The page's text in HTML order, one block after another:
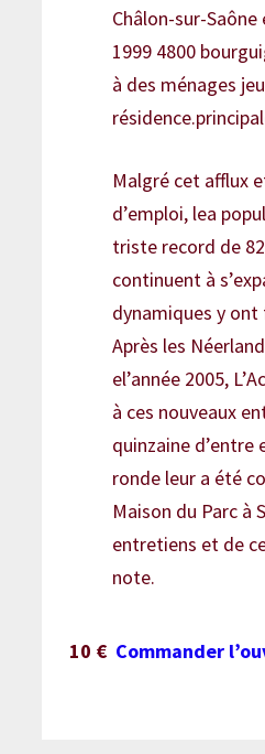
Châlon-sur-
1999 4800
à des ménages
Malgré cet afflux
d’emploi, lea
triste record de
continuent à
dynamiques y ont
Après les
el’année 2005,
à ces nouveaux
quinzaine
ronde leur a été
Maison du Parc à
entretiens et de
note.
10 € Commander